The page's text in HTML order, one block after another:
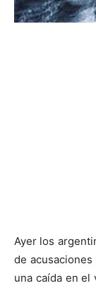
Ayer los
de
una caída en el